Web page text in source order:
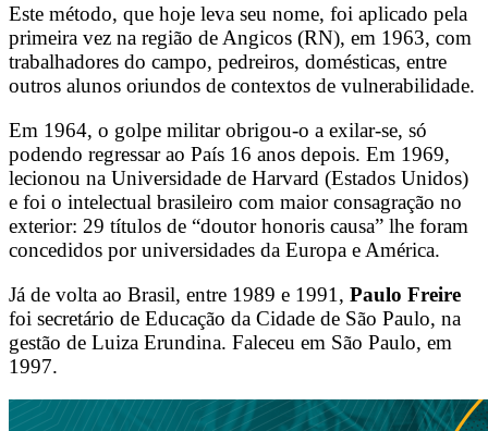
Este método, que hoje leva seu nome, foi aplicado pela
primeira vez na região de Angicos (RN), em 1963, com
trabalhadores do campo, pedreiros, domésticas, entre
outros alunos oriundos de contextos de vulnerabilidade.
Em 1964, o golpe militar obrigou-o a exilar-se, só
podendo regressar ao País 16 anos depois. Em 1969,
lecionou na Universidade de Harvard (Estados Unidos)
e foi o intelectual brasileiro com maior consagração no
exterior: 29 títulos de “doutor honoris causa” lhe foram
concedidos por universidades da Europa e América.
Já de volta ao Brasil, entre 1989 e 1991, Paulo Freire
foi secretário de Educação da Cidade de São Paulo, na
gestão de Luiza Erundina. Faleceu em São Paulo, em
1997.